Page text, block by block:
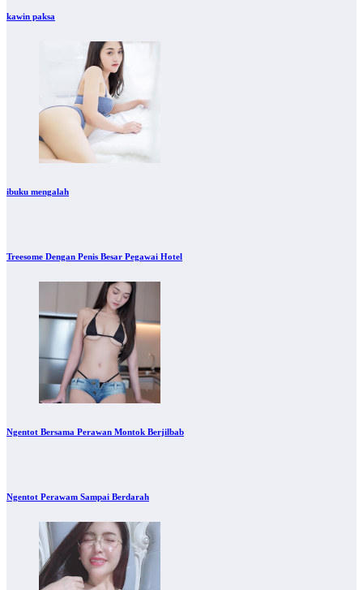
kawin paksa
ibuku mengalah
Treesome Dengan Penis Besar Pegawai Hotel
Ngentot Bersama Perawan Montok Berjilbab
Ngentot Perawam Sampai Berdarah